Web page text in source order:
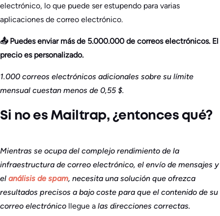
electrónico, lo que puede ser estupendo para varias
aplicaciones de correo electrónico.
📤 Puedes enviar más de 5.000.000 de correos electrónicos. El
precio es personalizado.
1.000 correos electrónicos adicionales sobre su límite
mensual cuestan menos de 0,55 $.
Si no es Mailtrap, ¿entonces qué?
Mientras se ocupa del complejo rendimiento de la
infraestructura de correo electrónico, el envío de mensajes y
el análisis de spam, necesita una solución que ofrezca
resultados precisos a bajo coste para que el contenido de su
correo electrónico llegue a las direcciones correctas.